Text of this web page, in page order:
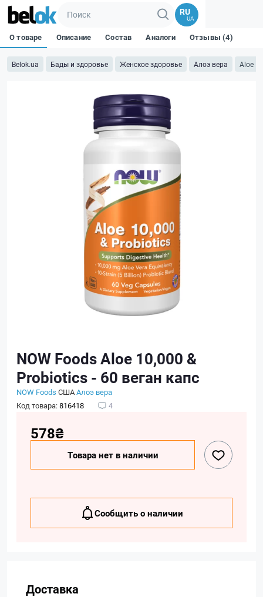
RU
UA
Belok.ua Бады и здоровье Женское здоровье Алоэ вера Aloe
О товаре Описание Состав Аналоги Отзывы (4)
NOW Foods Aloe 10,000 &
Probiotics - 60 веган капс
NOW Foods СШААлоэ вера
Код товара:816418 4
578₴
Товара нет в наличии
Сообщить о наличии
Доставка